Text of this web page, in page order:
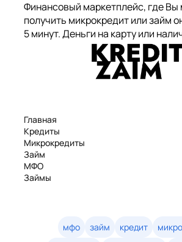
Финансовый маркетплейс, где Вы
получить микрокредит или займ
5 минут. Деньги на карту или
Главная
Кредиты
Микрокредиты
Займ
МФО
Займы
Займы онлайн
Денежные кредиты
мфо займ кредит